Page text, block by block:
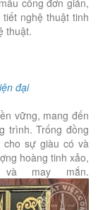
cổng đơn giản,
nghệ thuật tinh
thuật.
đại
vững, mang đến
trình. Trống đồng
sự giàu có và
hoàng tinh xảo,
may mắn.